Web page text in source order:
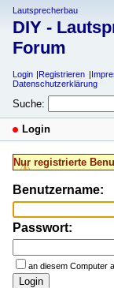
Lautsprecherbau
DIY -
Forum
Login Registrieren
Datenschutzerklärung
Suche:
Login
Nur registrierte
Benutzername:
Passwort:
an diesem Computer
Login